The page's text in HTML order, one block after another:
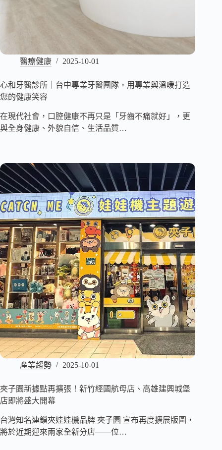
醫療健康 2025-10-01
心和牙醫診所｜台中專業牙醫團隊，用專業與溫暖打造
您的健康笑容
在現代社會，口腔健康不再只是「牙齒不痛就好」，更
與全身健康、外貌自信、生活品質…
產業趨勢 2025-10-01
夾子園新據點再擴張！新竹經國航母店、高雄建興城堡
店即將盛大開幕
台灣知名連鎖夾娃娃機品牌 夾子園 宣布再度擴展版圖，
將於近期迎來兩家全新分店——位…